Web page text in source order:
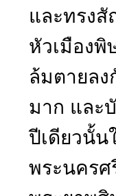
และทรง
หัวเมือง
ล้มตายล
มาก และ
ปีเดียวนั้น
พระนครศ